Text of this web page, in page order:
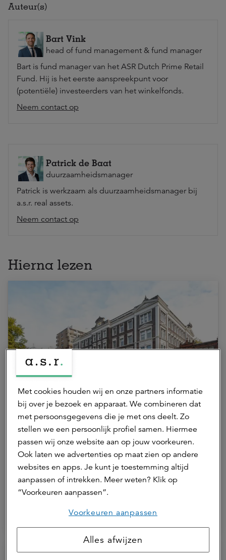
Auteur(s)
Bart Vink
head of fund management & fund manager
Bart is fund manager van het ASR Dutch Prime Retail
Fund. Hij is het eerste aanspreekpunt voor
(potentiële) investeerders van het winkelfonds.
Neem contact op
Patrick de Baat
duurzaamheidsmanager
Patrick is werkzaam als duurzaamheidsmanager bij
a.s.r. real assets.
Neem contact op
Hierna lezen
19 juni 2026 | 2 min.
Sterke ESG-prestaties bevestigen
duurzaam portefeuillebeheer
fondsen
ASR Dutch Core Residential Fund ASR Dutch Prime Retail Fund
ASR Dutch Mobility Office Fund ASR Dutch Science Park Fund
Met cookies houden wij en onze partners informatie
bij over je bezoek en apparaat. We combineren dat
met persoonsgegevens die je met ons deelt. Zo
stellen we een persoonlijk profiel samen. Hiermee
passen wij onze website aan op jouw voorkeuren.
Ook laten we advertenties op maat zien op andere
websites en apps. Je kunt je toestemming altijd
aanpassen of intrekken. Meer weten? Klik op
“Voorkeuren aanpassen”.
Voorkeuren aanpassen
Alles afwijzen